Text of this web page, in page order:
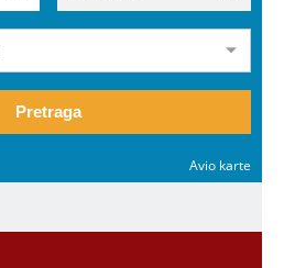
Pretraga
Avio karte